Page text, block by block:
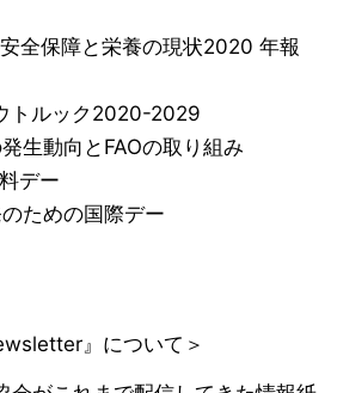
全保障と栄養の現状2020 年報
トルック2020-2029
生動向とFAOの取り組み
デー
ための国際デー
』について＞